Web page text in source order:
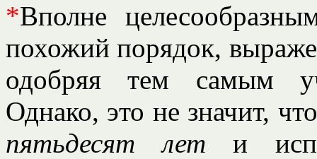
*Вполне
похожий порядок,
одобряя тем самым
Однако, это не значит,
пятьдесят лети